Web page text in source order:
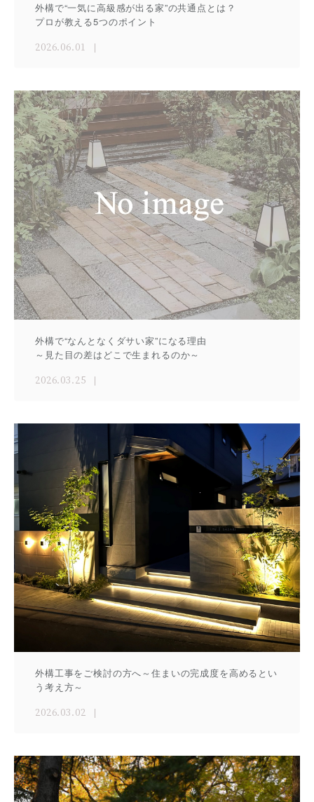
外構で“一気に高級感が出る家”の共通点とは？
プロが教える5つのポイント
2026.06.01
外構で“なんとなくダサい家”になる理由
～見た目の差はどこで生まれるのか～
2026.03.25
外構工事をご検討の方へ～住まいの完成度を高めるとい
う考え方～
2026.03.02